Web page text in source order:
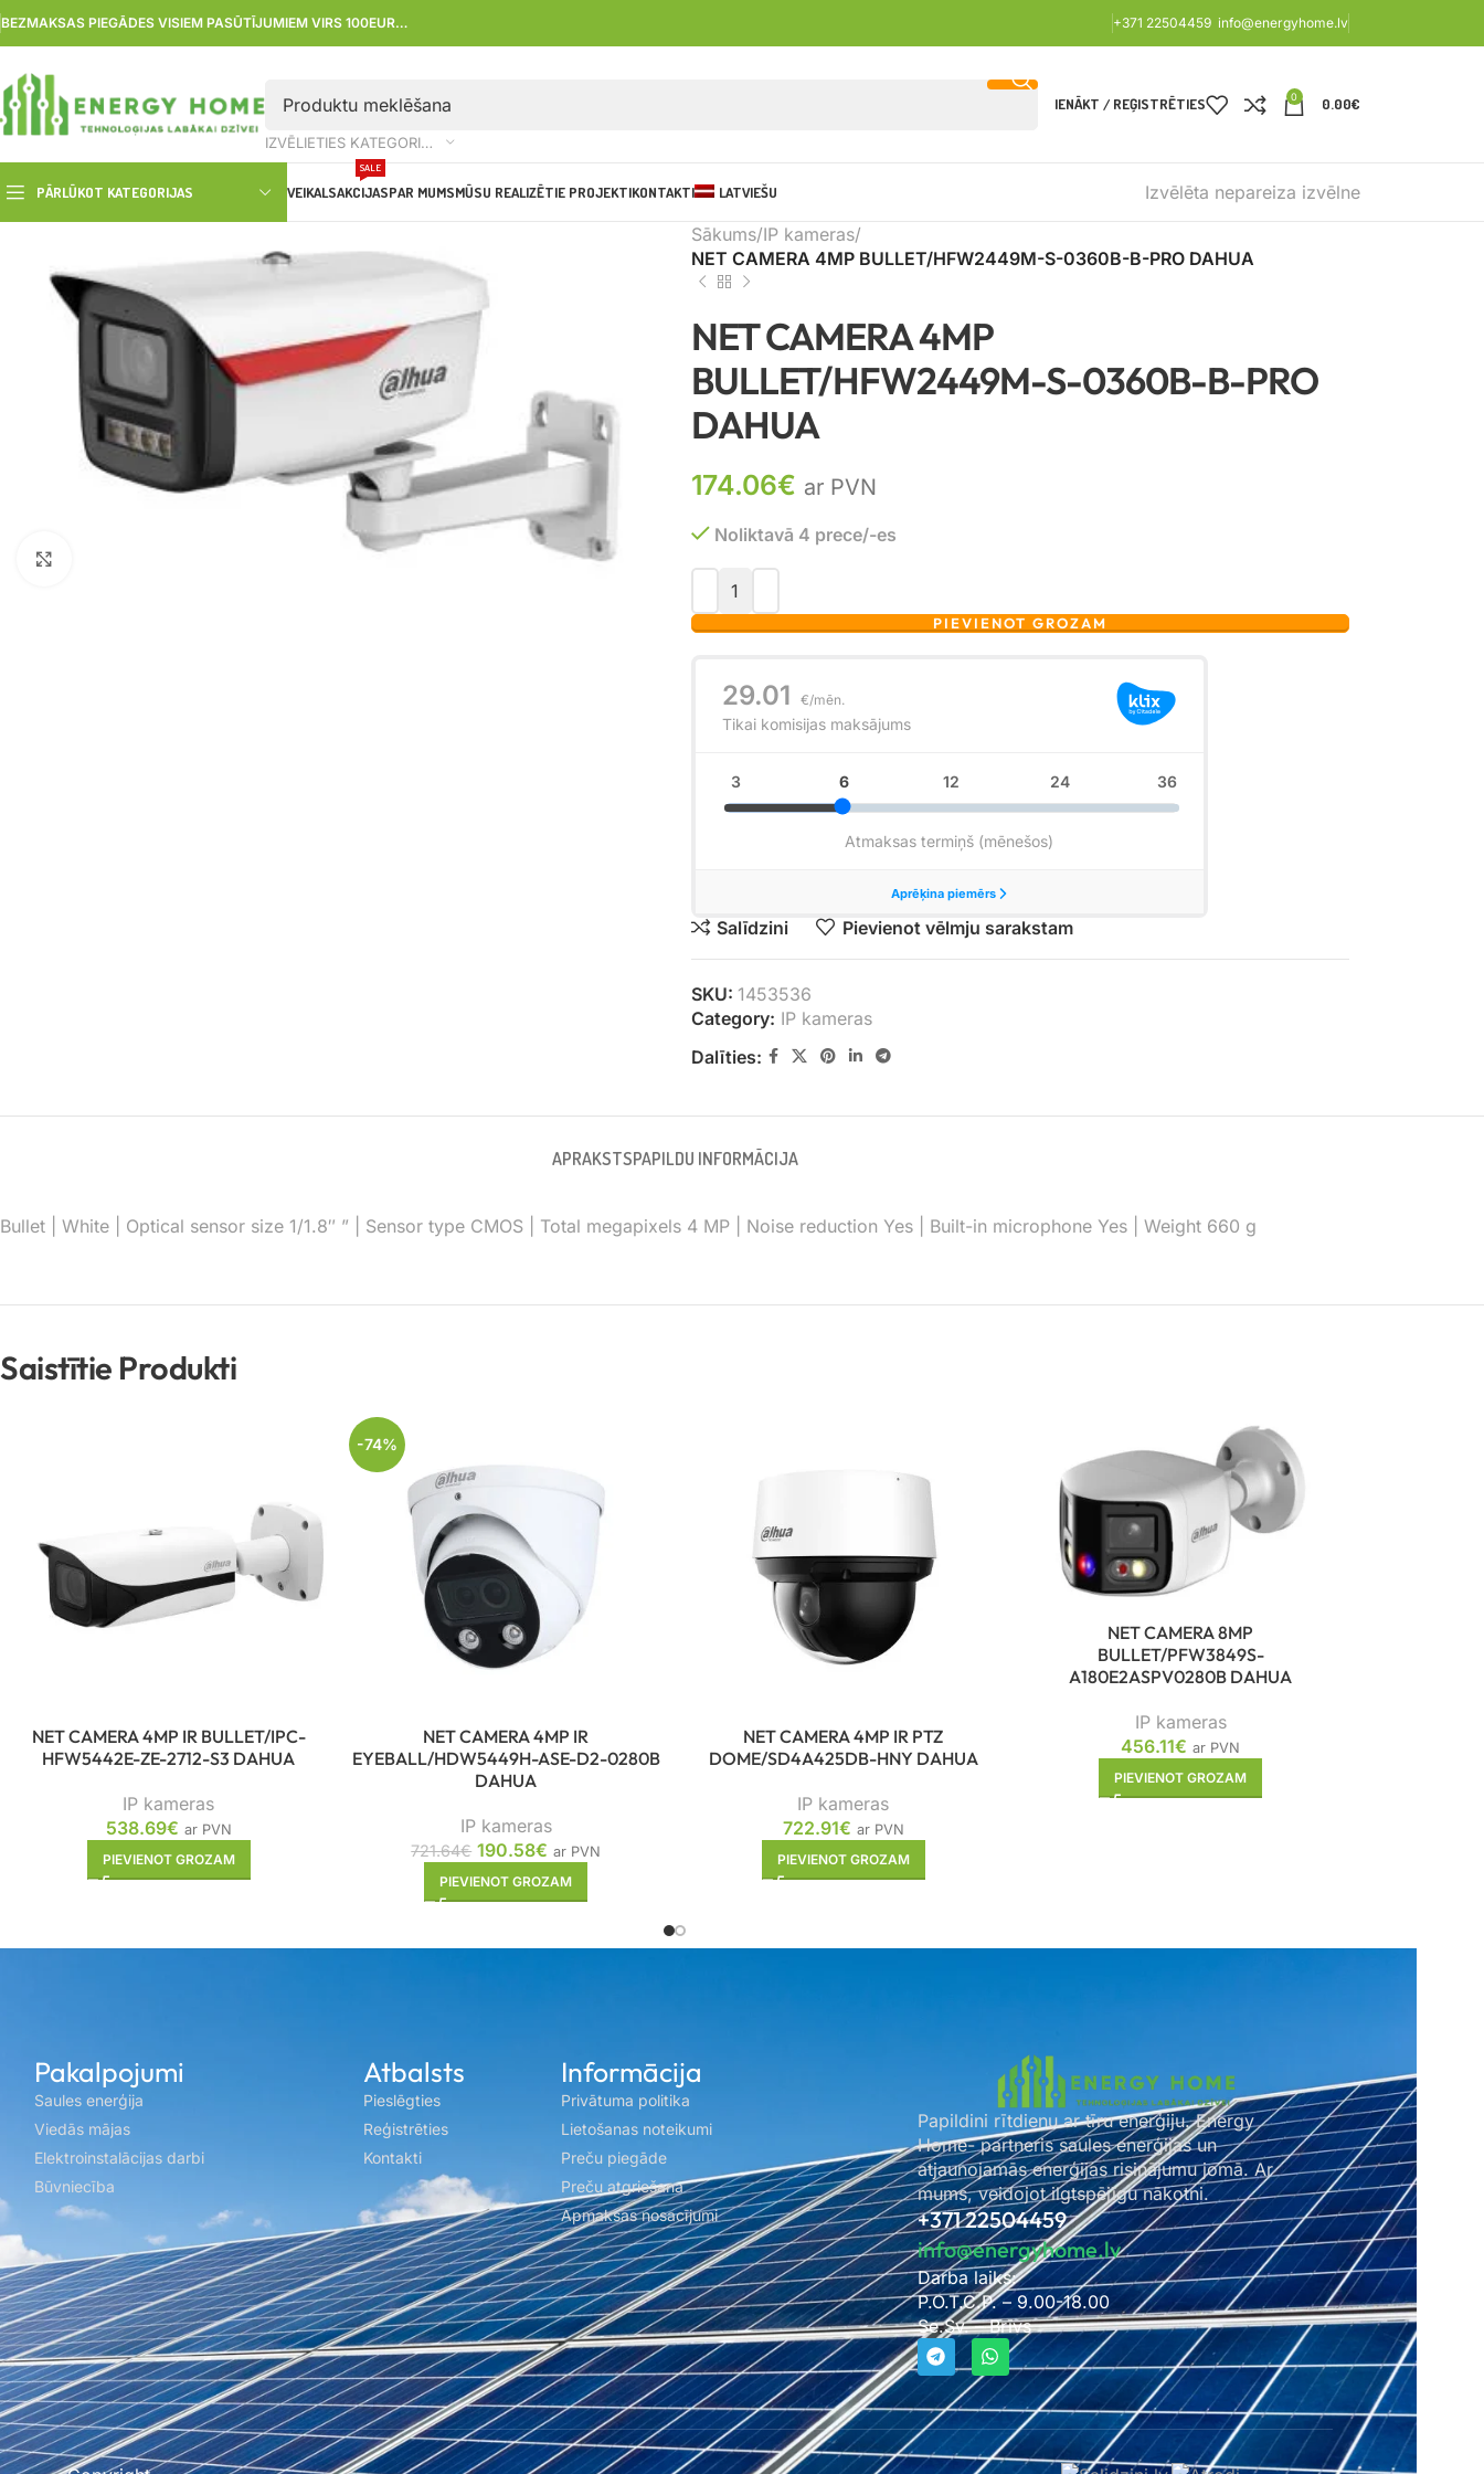
BEZMAKSAS PIEGĀDES VISIEM PASŪTĪJUMIEM VIRS 100EUR… +371 22504459 info@energyhome.lv
IZVĒLIETIES KATEGORIJU
IENĀKT / REĢISTRĒTIES 0 0.00€
PĀRLŪKOT KATEGORIJAS VEIKALSAKCIJAS
SALE
PAR MUMSMŪSU REALIZĒTIE PROJEKTIKONTAKTI LATVIEŠU Izvēlēta nepareiza izvēlne
Sākums IP kameras
NET CAMERA 4MP BULLET/HFW2449M-S-0360B-B-PRO DAHUA
NET CAMERA 4MP
BULLET/HFW2449M-S-0360B-B-PRO
DAHUA
174.06€ ar PVN
Noliktavā 4 prece/-es
PIEVIENOT GROZAM
Salīdzini Pievienot vēlmju sarakstam
SKU: 1453536
Category: IP kameras
Dalīties:
APRAKSTSPAPILDU INFORMĀCIJA
Bullet | White | Optical sensor size 1/1.8″ ” | Sensor type CMOS | Total megapixels 4 MP | Noise reduction Yes | Built-in microphone Yes | Weight 660 g
Saistītie Produkti
NET CAMERA 4MP IR BULLET/IPC-
HFW5442E-ZE-2712-S3 DAHUA
IP kameras
538.69€ ar PVN
PIEVIENOT GROZAM
-74%
NET CAMERA 4MP IR
EYEBALL/HDW5449H-ASE-D2-0280B
DAHUA
IP kameras
721.64€ 190.58€ ar PVN
PIEVIENOT GROZAM
NET CAMERA 4MP IR PTZ
DOME/SD4A425DB-HNY DAHUA
IP kameras
722.91€ ar PVN
PIEVIENOT GROZAM
NET CAMERA 8MP
BULLET/PFW3849S-
A180E2ASPV0280B DAHUA
IP kameras
456.11€ ar PVN
PIEVIENOT GROZAM
Pakalpojumi
Saules enerģija
Viedās mājas
Elektroinstalācijas darbi
Būvniecība
Atbalsts
Pieslēgties
Reģistrēties
Kontakti
Informācija
Privātuma politika
Lietošanas noteikumi
Preču piegāde
Preču atgriešana
Apmaksas nosacījumi
Papildini rītdienu ar tīru enerģiju. Energy
Home- partneris saules enerģijas un
atjaunojamās enerģijas risinājumu jomā. Ar
mums, veidojot ilgtspējīgu nākotni.
+371 22504459
info@energyhome.lv
Darba laiks:
P.O.T.C.P. – 9.00-18.00
Se.Sv. – Brīvs